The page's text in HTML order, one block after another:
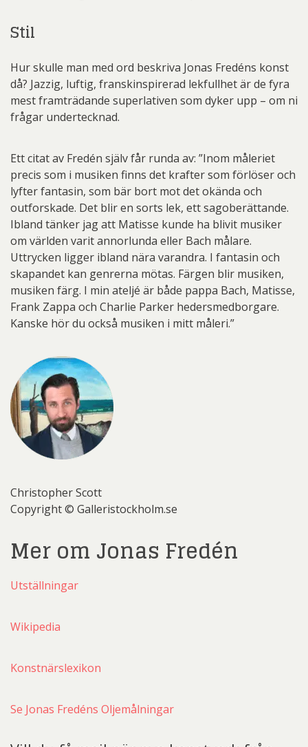
Stil
Hur skulle man med ord beskriva Jonas Fredéns konst
då? Jazzig, luftig, franskinspirerad lekfullhet är de fyra
mest framträdande superlativen som dyker upp – om ni
frågar undertecknad.
Ett citat av Fredén själv får runda av: ”Inom måleriet
precis som i musiken finns det krafter som förlöser och
lyfter fantasin, som bär bort mot det okända och
outforskade. Det blir en sorts lek, ett sagoberättande.
Ibland tänker jag att Matisse kunde ha blivit musiker
om världen varit annorlunda eller Bach målare.
Uttrycken ligger ibland nära varandra. I fantasin och
skapandet kan genrerna mötas. Färgen blir musiken,
musiken färg. I min ateljé är både pappa Bach, Matisse,
Frank Zappa och Charlie Parker hedersmedborgare.
Kanske hör du också musiken i mitt måleri.”
Christopher Scott
Copyright © Galleristockholm.se
Mer om Jonas Fredén
Utställningar
Wikipedia
Konstnärslexikon
Se Jonas Fredéns Oljemålningar